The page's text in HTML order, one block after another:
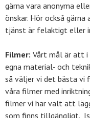
gärna vara anonyma
önskar. Hör också
tjänst är felaktigt eller
Filmer: Vårt mål är att i
egna material- och
så väljer vi det bästa vi
våra filmer med
filmer vi har valt att
som finns tillgängligt.